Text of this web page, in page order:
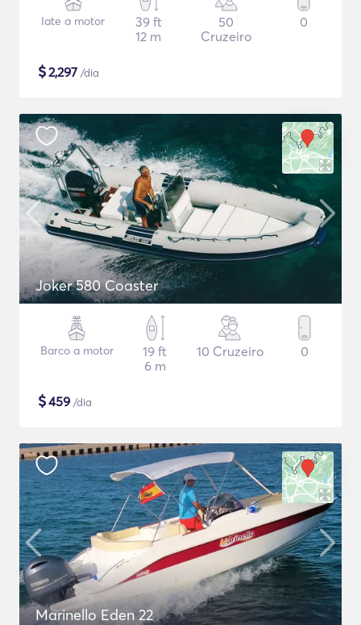
Iate a motor
39 ft
12 m
50
Cruzeiro
0
$2,297 /dia
Joker 580 Coaster
Barco a motor
19 ft
6 m
10 Cruzeiro 0
$459 /dia
Marinello Eden 22